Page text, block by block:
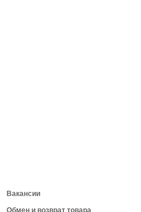
Вакансии
Обмен и возврат товара